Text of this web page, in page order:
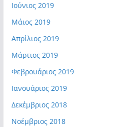
Ιούνιος 2019
Μάιος 2019
Απρίλιος 2019
Μάρτιος 2019
Φεβρουάριος 2019
Ιανουάριος 2019
Δεκέμβριος 2018
Νοέμβριος 2018